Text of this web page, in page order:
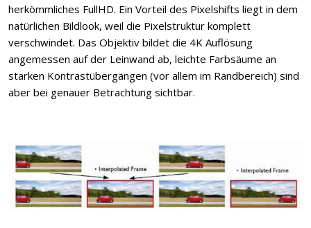
herkömmliches FullHD. Ein Vorteil des Pixelshifts liegt in dem
natürlichen Bildlook, weil die Pixelstruktur komplett
verschwindet. Das Objektiv bildet die 4K Auflösung
angemessen auf der Leinwand ab, leichte Farbsäume an
starken Kontrastübergängen (vor allem im Randbereich) sind
aber bei genauer Betrachtung sichtbar.